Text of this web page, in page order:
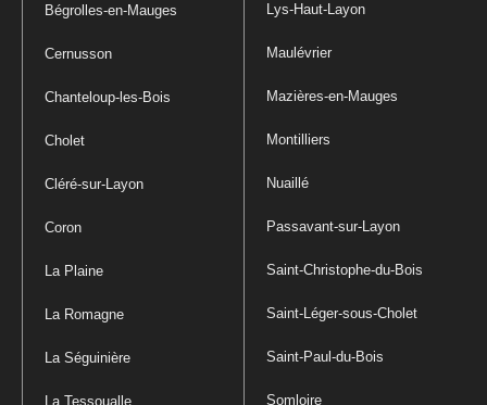
Bégrolles-en-Mauges
Cernusson
Chanteloup-les-Bois
Cholet
Cléré-sur-Layon
Coron
La Plaine
La Romagne
La Séguinière
La Tessoualle
Lys-Haut-Layon
Maulévrier
Mazières-en-Mauges
Montilliers
Nuaillé
Passavant-sur-Layon
Saint-Christophe-du-Bois
Saint-Léger-sous-Cholet
Saint-Paul-du-Bois
Somloire